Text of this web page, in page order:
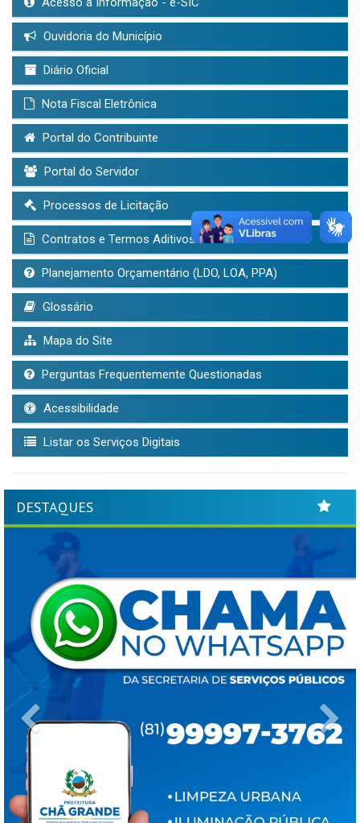
Ouvidoria do Município
Diário Oficial
Nota Fiscal Eletrônica
Portal do Contribuinte
Portal do Servidor
Processos de Licitação
Contratos e Termos Aditivos
Planejamento Orçamentário (LDO, LOA, PPA)
Glossário
Mapa do Site
Perguntas Frequentemente Questionadas
Acessibilidade
Listar os Serviços Digitais
DESTAQUES